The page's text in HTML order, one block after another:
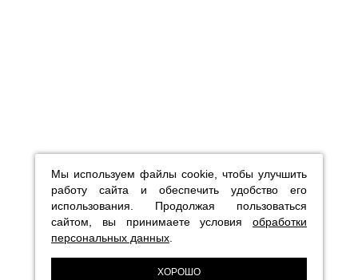
Мы используем файлы cookie, чтобы улучшить
работу сайта и обеспечить удобство его
использования. Продолжая пользоваться
сайтом, вы принимаете условия обработки
персональных данных
ХОРОШО